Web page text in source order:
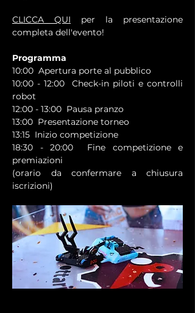
CLICCA QUI per la presentazione
completa dell'evento!
Programma
10:00  Apertura porte al pubblico
10:00 - 12:00  Check-in piloti e controlli
robot
12:00 - 13:00  Pausa pranzo
13:00  Presentazione torneo
13:15  Inizio competizione
18:30 - 20:00  Fine competizione e
premiazioni
(orario da confermare a chiusura
iscrizioni)